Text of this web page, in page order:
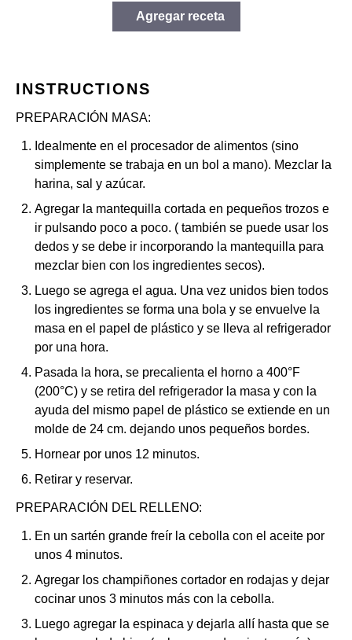
Calorías
/2000kcal
Carbohidrato
7/250gr
Agregar receta
INSTRUCTIONS
PREPARACIÓN MASA:
Idealmente en el procesador de alimentos (sino
simplemente se trabaja en un bol a mano). Mezclar la
harina, sal y azúcar.
Agregar la mantequilla cortada en pequeños trozos e
ir pulsando poco a poco. ( también se puede usar los
dedos y se debe ir incorporando la mantequilla para
mezclar bien con los ingredientes secos).
Luego se agrega el agua. Una vez unidos bien todos
los ingredientes se forma una bola y se envuelve la
masa en el papel de plástico y se lleva al refrigerador
por una hora.
Pasada la hora, se precalienta el horno a 400°F
(200°C) y se retira del refrigerador la masa y con la
ayuda del mismo papel de plástico se extiende en un
molde de 24 cm. dejando unos pequeños bordes.
Hornear por unos 12 minutos.
Retirar y reservar.
PREPARACIÓN DEL RELLENO:
En un sartén grande freír la cebolla con el aceite por
unos 4 minutos.
Agregar los champiñones cortador en rodajas y dejar
cocinar unos 3 minutos más con la cebolla.
Luego agregar la espinaca y dejarla allí hasta que se